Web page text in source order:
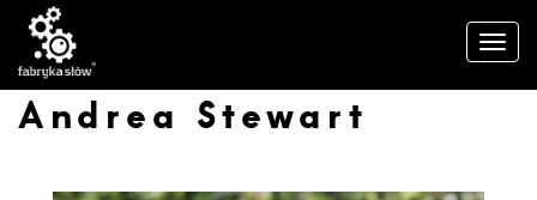
Andrea Stewart